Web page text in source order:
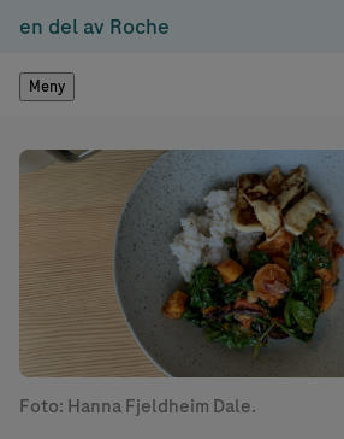
en del av Roche
Meny
Foto: Hanna Fjeldheim Dale.